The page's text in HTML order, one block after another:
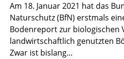
Am 18. Januar 2021 hat das
Naturschutz (BfN) erstmals
Bodenreport zur biologischen
landwirtschaftlich genutzten
Zwar ist bislang...